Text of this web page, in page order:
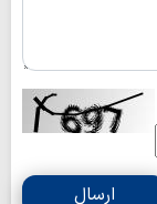
ارسال